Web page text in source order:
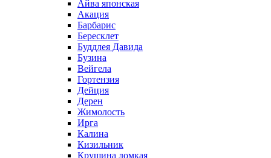
Айва японская
Акация
Барбарис
Бересклет
Буддлея Давида
Бузина
Вейгела
Гортензия
Дейция
Дерен
Жимолость
Ирга
Калина
Кизильник
Крушина ломкая